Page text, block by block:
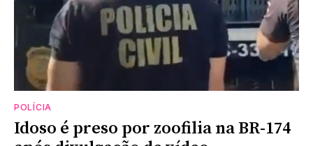
POLÍCIA
Idoso é preso por zoofilia na BR-174